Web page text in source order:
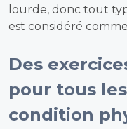
lourde, donc tout
est considéré
Des
pour tous
condition